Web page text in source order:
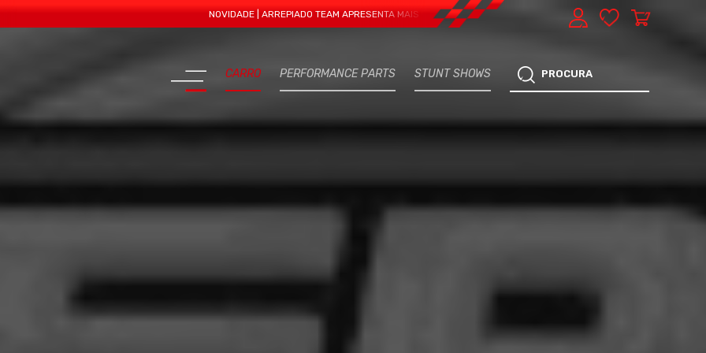
NOVIDADE | ARREPIADO TEAM APRESENTA MAIS UMA VERTENTE - EXPRESS CAR SERVICE, MANUTENÇÃO DO TEU CARRO
CARRO PERFORMANCE PARTS STUNT SHOWS